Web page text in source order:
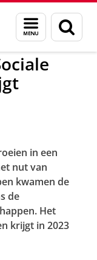
Menu
en
zoeken
in een
nut van
kwamen de
de
Het
krijgt in 2023